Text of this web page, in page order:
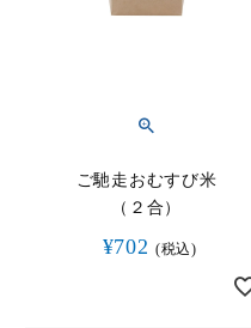
商品一覧
ご贈答用
ご家庭用
ご馳走おむすび米
（２合）
¥702 税込